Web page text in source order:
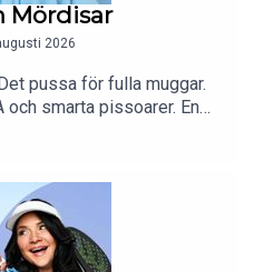
Mördisar
2026
pussa för fulla muggar.
och smarta pissoarer. En
och Sofia har fått
glad musik till en
tar ett gäng vaccin